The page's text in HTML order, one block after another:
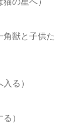
角獣と子供た
る）
）